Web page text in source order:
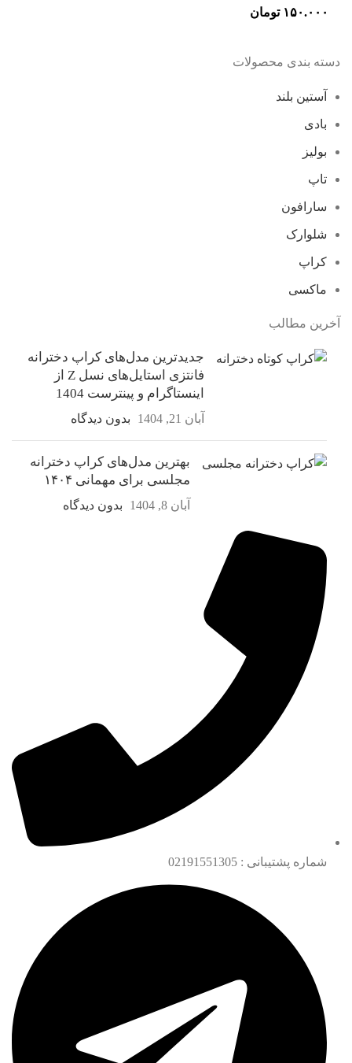
۱۵۰.۰۰۰ تومان
دسته بندی محصولات
آستین بلند
بادی
بولیز
تاپ
سارافون
شلوارک
کراپ
ماکسی
آخرین مطالب
جدیدترین مدل‌های کراپ دخترانه
فانتزی استایل‌های نسل Z از
اینستاگرام و پینترست 1404
آبان 21, 1404 بدون دیدگاه
بهترین مدل‌های کراپ دخترانه
مجلسی برای مهمانی ۱۴۰۴
آبان 8, 1404 بدون دیدگاه
شماره پشتیبانی : 02191551305